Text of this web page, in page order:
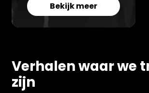
Bekijk meer
Verhalen waar we
zijn